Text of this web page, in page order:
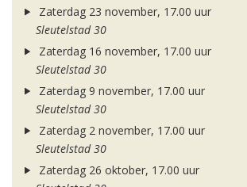
Zaterdag 23 november, 17.00 uur
Sleutelstad 30
Zaterdag 16 november, 17.00 uur
Sleutelstad 30
Zaterdag 9 november, 17.00 uur
Sleutelstad 30
Zaterdag 2 november, 17.00 uur
Sleutelstad 30
Zaterdag 26 oktober, 17.00 uur